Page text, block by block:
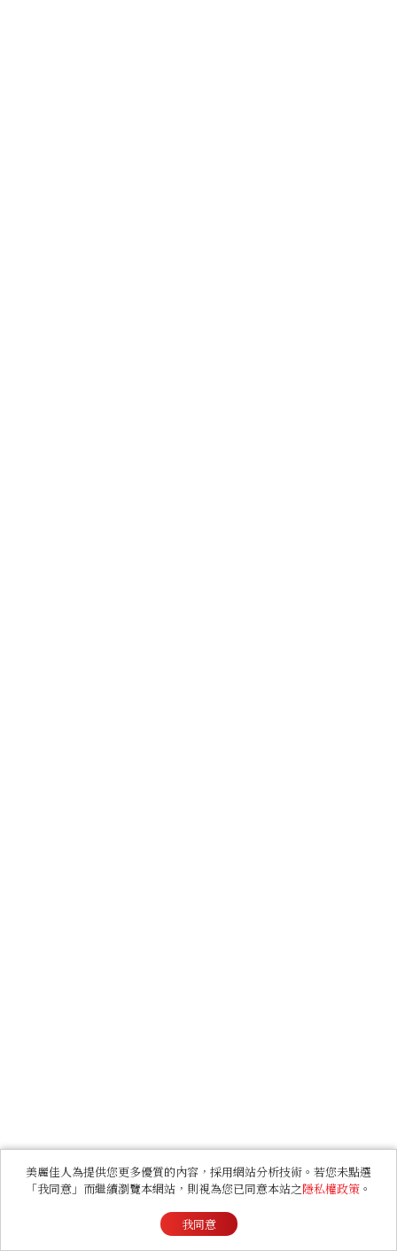
美麗佳人為提供您更多優質的內容，採用網站分析技術。若您未點選
「我同意」而繼續瀏覽本網站，則視為您已同意本站之隱私權政策 。
我同意